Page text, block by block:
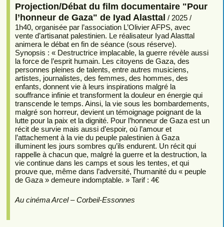
Projection/Débat du film documentaire "Pour
l’honneur de Gaza" de Iyad Alasttal / 2025 /
1h40, organisée par l’association L’Olivier AFPS, avec
vente d’artisanat palestinien. Le réalisateur Iyad Alasttal
animera le débat en fin de séance (sous réserve).
Synopsis : « Destructrice implacable, la guerre révèle aussi
la force de l’esprit humain. Les citoyens de Gaza, des
personnes pleines de talents, entre autres musiciens,
artistes, journalistes, des femmes, des hommes, des
enfants, donnent vie à leurs inspirations malgré la
souffrance infinie et transforment la douleur en énergie qui
transcende le temps. Ainsi, la vie sous les bombardements,
malgré son horreur, devient un témoignage poignant de la
lutte pour la paix et la dignité. Pour l’honneur de Gaza est un
récit de survie mais aussi d’espoir, où l’amour et
l’attachement à la vie du peuple palestinien à Gaza
illuminent les jours sombres qu’ils endurent. Un récit qui
rappelle à chacun que, malgré la guerre et la destruction, la
vie continue dans les camps et sous les tentes, et qui
prouve que, même dans l’adversité, l’humanité du « peuple
de Gaza » demeure indomptable. » Tarif : 4€
Au cinéma Arcel – Corbeil-Essonnes